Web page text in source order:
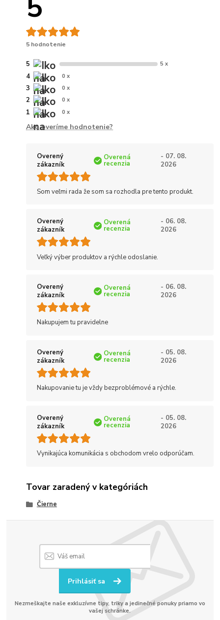
5 hodnotenie
5 5 x
4 0 x
3 0 x
2 0 x
1 0 x
Ako overíme hodnotenie?
Overený
zákazník
Overená
recenzia
- 07. 08.
2026
Som veľmi rada že som sa rozhodla pre tento produkt.
Overený
zákazník
Overená
recenzia
- 06. 08.
2026
Veľký výber produktov a rýchle odoslanie.
Overený
zákazník
Overená
recenzia
- 06. 08.
2026
Nakupujem tu pravidelne
Overený
zákazník
Overená
recenzia
- 05. 08.
2026
Nakupovanie tu je vždy bezproblémové a rýchle.
Overený
zákazník
Overená
recenzia
- 05. 08.
2026
Vynikajúca komunikácia s obchodom vrelo odporúčam.
Tovar zaradený v kategóriách
Čierne
Prihlásiť sa
Nezmeškajte naše exkluzívne tipy, triky a jedinečné ponuky priamo vo
vašej schránke.